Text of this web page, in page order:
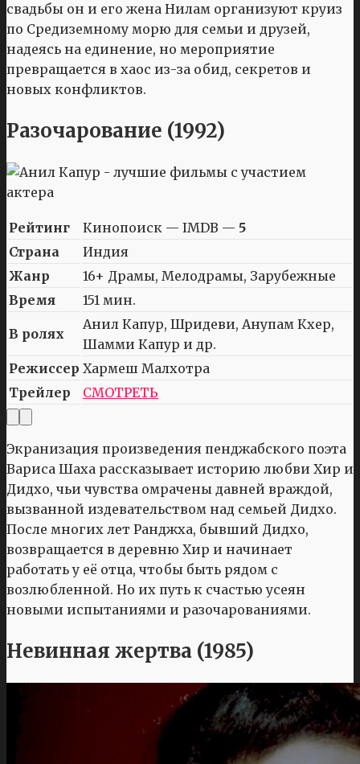
свадьбы он и его жена Нилам организуют круиз
по Средиземному морю для семьи и друзей,
надеясь на единение, но мероприятие
превращается в хаос из-за обид, секретов и
новых конфликтов.
Разочарование (1992)
Рейтинг Кинопоиск — IMDB — 5
Страна
Индия
Жанр
16+ Драмы, Мелодрамы, Зарубежные
Время
151 мин.
В ролях
Анил Капур, Шридеви, Анупам Кхер,
Шамми Капур и др.
Режиссер Хармеш Малхотра
Трейлер
СМОТРЕТЬ
Экранизация произведения пенджабского поэта
Вариса Шаха рассказывает историю любви Хир и
Дидхо, чьи чувства омрачены давней враждой,
вызванной издевательством над семьей Дидхо.
После многих лет Ранджха, бывший Дидхо,
возвращается в деревню Хир и начинает
работать у её отца, чтобы быть рядом с
возлюбленной. Но их путь к счастью усеян
новыми испытаниями и разочарованиями.
Невинная жертва (1985)